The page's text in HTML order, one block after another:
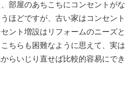
部屋のあちこちにコンセントがな
ほどですが、古い家はコンセント
ント増設はリフォームのニーズと
ちらも困難なように思えて、実は
らいじり直せば比較的容易にでき